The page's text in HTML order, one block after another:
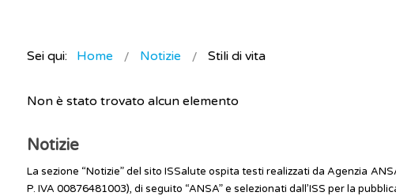
Sei qui: Home Notizie Stili di vita
Non è stato trovato alcun elemento
Notizie
La sezione “Notizie” del sito ISSalute ospita testi realizzati da Agenzia
P. IVA 00876481003), di seguito “ANSA” e selezionati dall’ISS per la